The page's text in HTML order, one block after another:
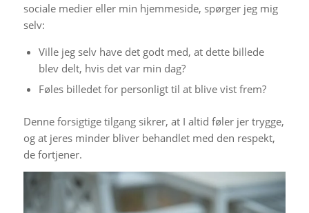
sociale medier eller min hjemmeside, spørger jeg mig
selv:
Ville jeg selv have det godt med, at dette billede
blev delt, hvis det var min dag?
Føles billedet for personligt til at blive vist frem?
Denne forsigtige tilgang sikrer, at I altid føler jer trygge,
og at jeres minder bliver behandlet med den respekt,
de fortjener.